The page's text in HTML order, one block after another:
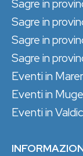
Sagre in
Sagre in
Sagre in
Sagre in
Eventi in
Eventi in
Eventi in